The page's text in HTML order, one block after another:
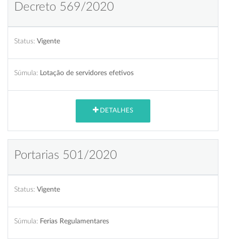
Decreto 569/2020
Status: Vigente
Súmula: Lotação de servidores efetivos
DETALHES
Portarias 501/2020
Status: Vigente
Súmula: Ferias Regulamentares